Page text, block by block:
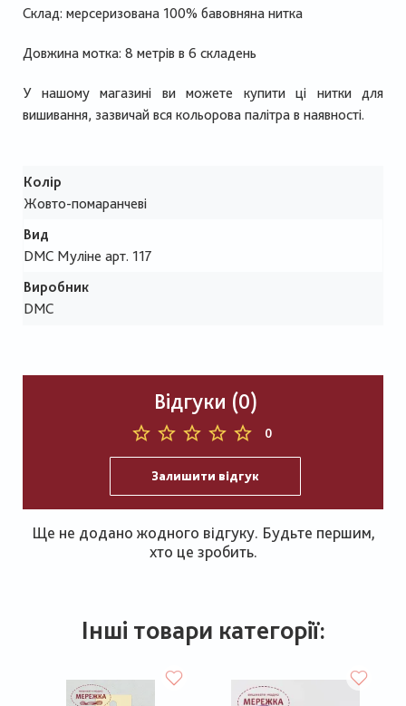
Склад: мерсеризована 100% бавовняна нитка
Довжина мотка: 8 метрів в 6 складень
У нашому магазині ви можете купити ці нитки для
вишивання, зазвичай вся кольорова палітра в наявності.
Колір
Жовто-помаранчеві
Вид
DMC Муліне арт. 117
Виробник
DMC
Відгуки (0)
0
Залишити відгук
Ще не додано жодного відгуку. Будьте першим,
хто це зробить.
Інші товари категорії: